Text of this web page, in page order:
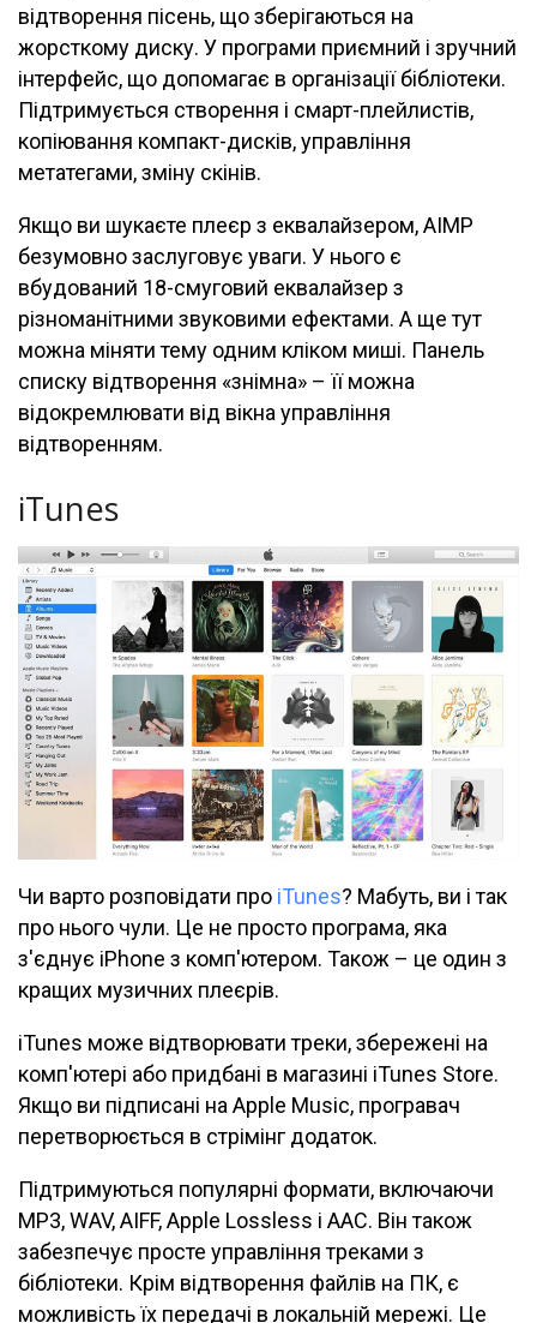
відтворення пісень, що зберігаються на
жорсткому диску. У програми приємний і зручний
інтерфейс, що допомагає в організації бібліотеки.
Підтримується створення і смарт-плейлистів,
копіювання компакт-дисків, управління
метатегами, зміну скінів.
Якщо ви шукаєте плеєр з еквалайзером, AIMP
безумовно заслуговує уваги. У нього є
вбудований 18-смуговий еквалайзер з
різноманітними звуковими ефектами. А ще тут
можна міняти тему одним кліком миші. Панель
списку відтворення «знімна» – її можна
відокремлювати від вікна управління
відтворенням.
iTunes
Чи варто розповідати про iTunes? Мабуть, ви і так
про нього чули. Це не просто програма, яка
з'єднує iPhone з комп'ютером. Також – це один з
кращих музичних плеєрів.
iTunes може відтворювати треки, збережені на
комп'ютері або придбані в магазині iTunes Store.
Якщо ви підписані на Apple Music, програвач
перетворюється в стрімінг додаток.
Підтримуються популярні формати, включаючи
MP3, WAV, AIFF, Apple Lossless і AAC. Він також
забезпечує просте управління треками з
бібліотеки. Крім відтворення файлів на ПК, є
можливість їх передачі в локальній мережі. Це